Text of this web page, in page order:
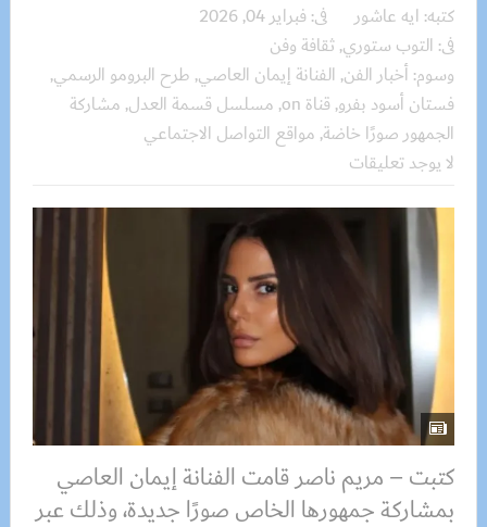
كتبه: ايه عاشور فى: فبراير 04, 2026
فى: التوب ستوري,ثقافة وفن
وسوم: أخبار الفن, الفنانة إيمان العاصي, طرح البرومو الرسمي,
فستان أسود بفرو, قناة on , مسلسل قسمة العدل, مشاركة
الجمهور صورًا خاضة, مواقع التواصل الاجتماعي
لا يوجد تعليقات
كتبت – مريم ناصر قامت الفنانة إيمان العاصي
بمشاركة جمهورها الخاص صورًا جديدة، وذلك عبر